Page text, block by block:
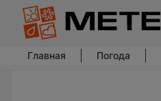
Главная Погода